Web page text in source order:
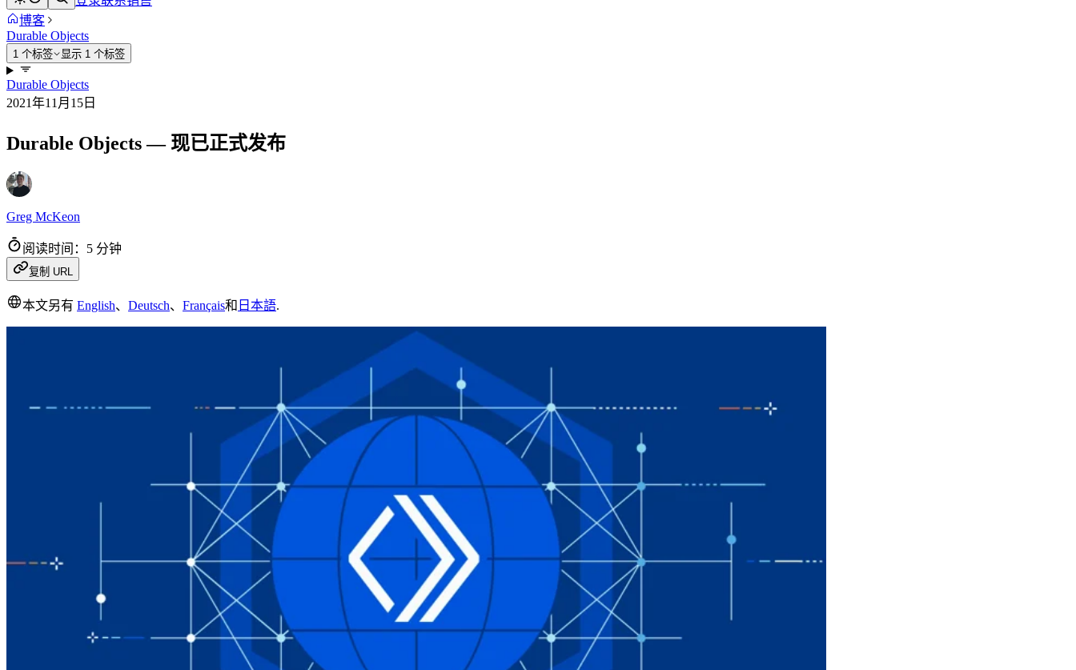
博客
Durable Objects
1 个标签 显示 1 个标签
Durable Objects
2021年11月15日
Durable Objects — 现已正式发布
Greg McKeon
阅读时间：5 分钟
复制 URL
本文另有 English、 Deutsch、 Français和 日本語.